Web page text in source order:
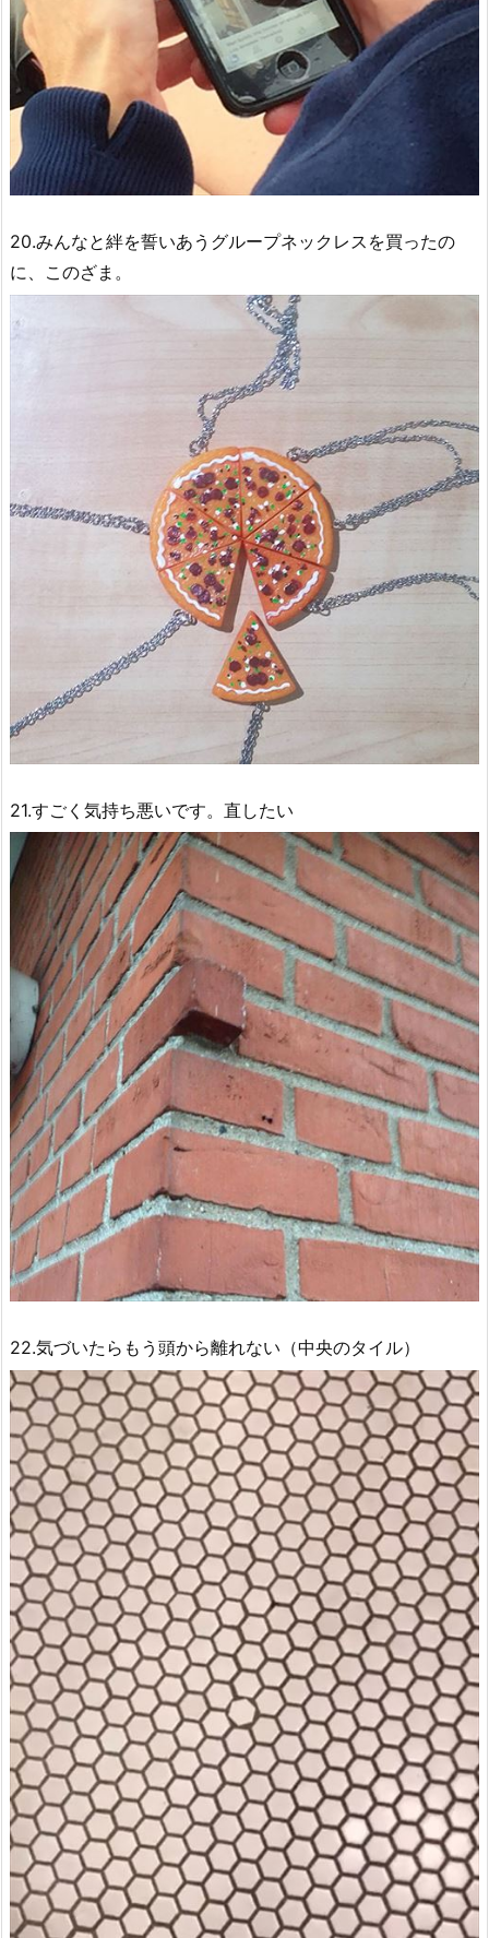
20.みんなと絆を誓いあうグループネックレスを買ったの
に、このざま。
21.すごく気持ち悪いです。直したい
22.気づいたらもう頭から離れない（中央のタイル）